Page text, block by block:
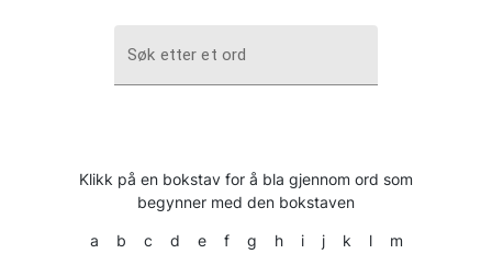
Søk etter et ord
Klikk på en bokstav for å bla gjennom ord som
begynner med den bokstaven
a b c d e f g h i j k l m